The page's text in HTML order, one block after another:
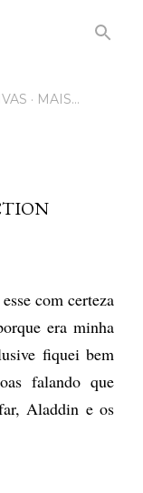
conteúdo principal
MAIS…
com certeza
era minha
fiquei bem
falando que
Aladdin e os